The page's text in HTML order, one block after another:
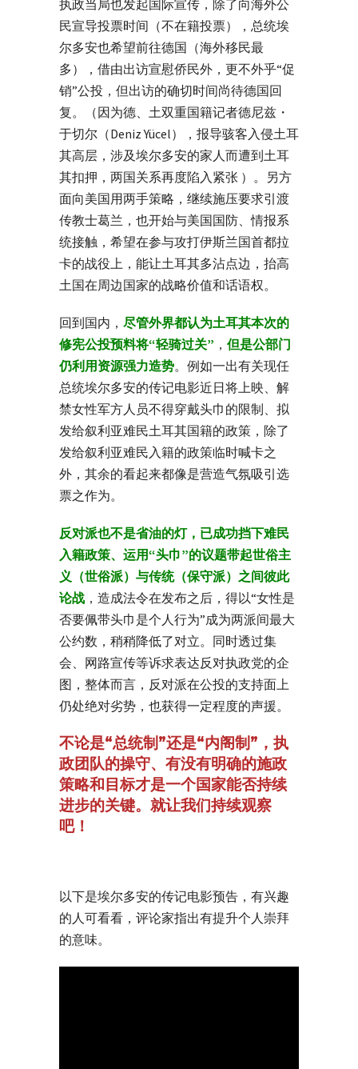
执政当局也发起国际宣传，除了向海外公
民宣导投票时间（不在籍投票），总统埃
尔多安也希望前往德国（海外移民最
多），借由出访宣慰侨民外，更不外乎“促
销”公投，但出访的确切时间尚待德国回
复。（因为德、土双重国籍记者德尼兹・
于切尔（Deniz Yücel），报导骇客入侵土耳
其高层，涉及埃尔多安的家人而遭到土耳
其扣押，两国关系再度陷入紧张 ）。另方
面向美国用两手策略，继续施压要求引渡
传教士葛兰，也开始与美国国防、情报系
统接触，希望在参与攻打伊斯兰国首都拉
卡的战役上，能让土耳其多沾点边，抬高
土国在周边国家的战略价值和话语权。
回到国内， 尽管外界都认为土耳其本次的
修宪公投预料将“轻骑过关” ， 但是公部门
仍利用资源强力造势。例如一出有关现任
总统埃尔多安的传记电影近日将上映、解
禁女性军方人员不得穿戴头巾的限制、拟
发给叙利亚难民土耳其国籍的政策，除了
发给叙利亚难民入籍的政策临时喊卡之
外，其余的看起来都像是营造气氛吸引选
票之作为。
反对派也不是省油的灯，已成功挡下难民
入籍政策、运用“头巾”的议题带起世俗主
义（世俗派）与传统（保守派）之间彼此
论战 ，造成法令在发布之后，得以“女性是
否要佩带头巾是个人行为”成为两派间最大
公约数，稍稍降低了对立。同时透过集
会、网路宣传等诉求表达反对执政党的企
图，整体而言，反对派在公投的支持面上
仍处绝对劣势，也获得一定程度的声援。
不论是“总统制”还是“内阁制”，执
政团队的操守、有没有明确的施政
策略和目标才是一个国家能否持续
进步的关键。就让我们持续观察
吧！
以下是埃尔多安的传记电影预告，有兴趣
的人可看看，评论家指出有提升个人崇拜
的意味。